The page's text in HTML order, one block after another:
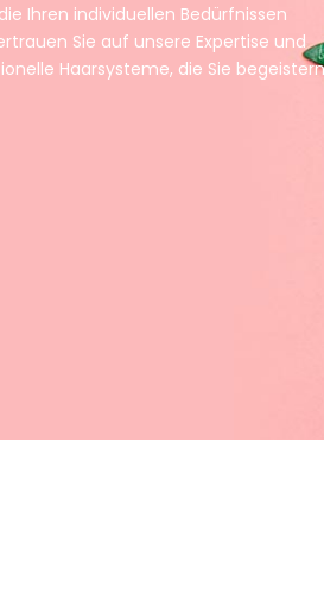
Ihren individuellen Bedürfnissen
Sie auf unsere Expertise und
Haarsysteme, die Sie begeistern